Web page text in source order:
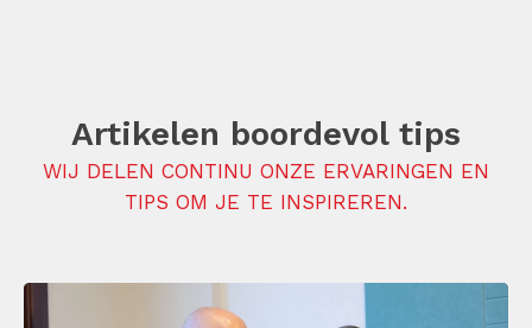
Artikelen boordevol tips
WIJ DELEN CONTINU ONZE ERVARINGEN EN
TIPS OM JE TE INSPIREREN.